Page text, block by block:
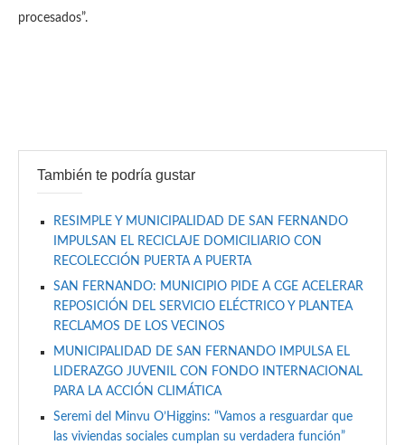
procesados”.
También te podría gustar
RESIMPLE Y MUNICIPALIDAD DE SAN FERNANDO
IMPULSAN EL RECICLAJE DOMICILIARIO CON
RECOLECCIÓN PUERTA A PUERTA
SAN FERNANDO: MUNICIPIO PIDE A CGE ACELERAR
REPOSICIÓN DEL SERVICIO ELÉCTRICO Y PLANTEA
RECLAMOS DE LOS VECINOS
MUNICIPALIDAD DE SAN FERNANDO IMPULSA EL
LIDERAZGO JUVENIL CON FONDO INTERNACIONAL
PARA LA ACCIÓN CLIMÁTICA
Seremi del Minvu O’Higgins: “Vamos a resguardar que
las viviendas sociales cumplan su verdadera función”